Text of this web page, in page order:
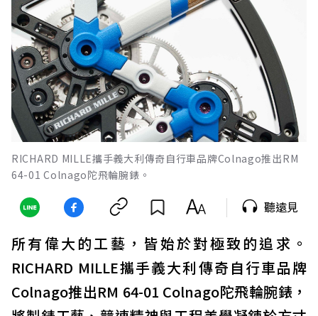
RICHARD MILLE攜手義大利傳奇自行車品牌Colnago推出RM
64-01 Colnago陀飛輪腕錶。
聽遠見
所有偉大的工藝，皆始於對極致的追求。
RICHARD MILLE攜手義大利傳奇自行車品牌
Colnago推出RM 64-01 Colnago陀飛輪腕錶，